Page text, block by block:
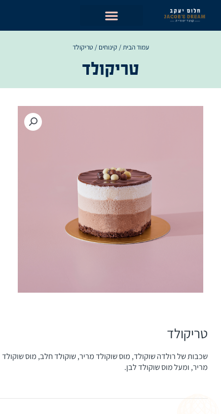
עמוד הבית/ קינוחים / טריקולד
טריקולד
טריקולד
שכבות של רולדה שוקולד, מוס שוקולד מריר, שוקולד חלב, מוס שוקולד
מריר, ומעל מוס שוקולד לבן.